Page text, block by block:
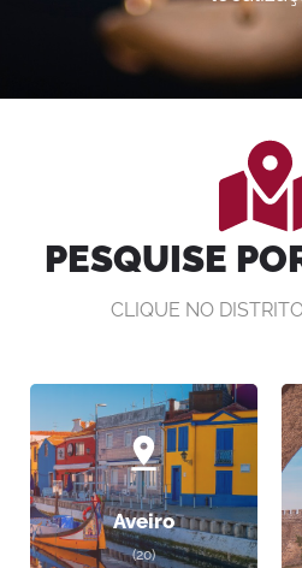
PESQUISE
CLIQUE NO
Aveiro
(20)